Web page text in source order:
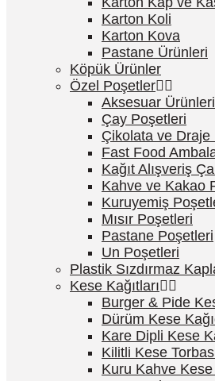
Karton Koli
Karton Kova
Pastane Ürünleri
Köpük Ürünler
Özel Poşetler
Aksesuar Ürünleri
Çay Poşetleri
Çikolata ve Draje
Fast Food
Kağıt Alışveriş
Kahve ve Kakao
Kuruyemiş
Mısır Poşetleri
Pastane Poşetleri
Un Poşetleri
Plastik Sızdırmaz
Kese Kağıtları
Burger & Pide
Dürüm Kese
Kare Dipli Kese
Kilitli Kese
Kuru Kahve Kese